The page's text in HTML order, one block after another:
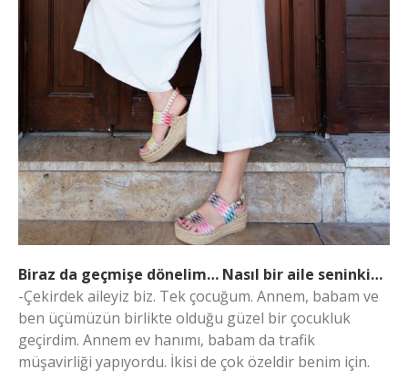
Biraz da geçmişe dönelim… Nasıl bir aile seninki…
-Çekirdek aileyiz biz. Tek çocuğum. Annem, babam ve
ben üçümüzün birlikte olduğu güzel bir çocukluk
geçirdim. Annem ev hanımı, babam da trafik
müşavirliği yapıyordu. İkisi de çok özeldir benim için.